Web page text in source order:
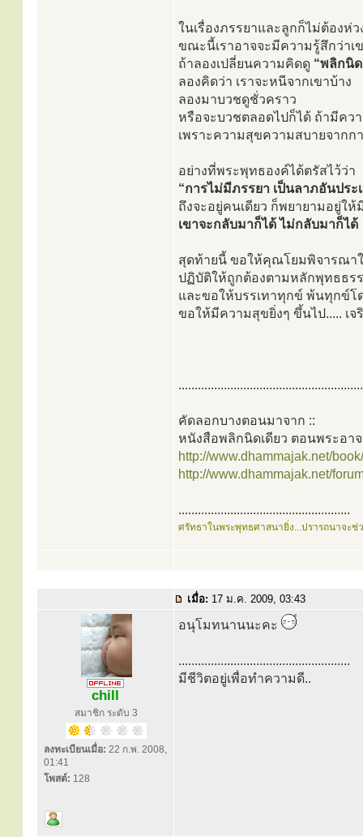
ในเรื่องภรรยาและลูกก็ไม่ต้องห่
ขณะนี้เราอาจจะมีความรู้สึกว่าเ
ถ้าลองเปลี่ยนความคิดดู “พลิกนิด
ลองคิดว่า เราจะหนีจากเขาบ้าง
ลองมาบวชดูชั่วคราว
หรือจะบวชตลอดไปก็ได้ ถ้ามีคว
เพราะความสุขความสบายจากก
อย่างที่พระพุทธองค์ได้ตรัสไว้ว่า
“การไม่มีภรรยา เป็นลาภอันประ
ถึงจะอยู่คนเดียว ก็พยายามอยู่ใ
เขาจะกลับมาก็ได้ ไม่กลับมาก็ได้
สุดท้ายนี้ ขอให้คุณโยมพิจารณา
ปฏิบัติให้ถูกต้องตามหลักพุทธธร
และขอให้บรรเทาทุกข์ พ้นทุกข์โ
ขอให้มีความสุขยิ่งๆ ขึ้นไป..... เ
คัดลอกบางตอนมาจาก ::
หนังสือพลิกนิดเดียว ตอนพระอา
http://www.dhammajak.net/
http://www.dhammajak.net/
.....................................................
ศรัทธาในพระพุทธศาสนายิ่ง...ปรารถนาจะ
เมื่อ: 17 ม.ค. 2009, 03:43
chill
สมาชิก ระดับ 3
ลงทะเบียนเมื่อ: 22 ก.พ. 2008,
01:41
โพสต์: 128
อนุโมทนานนะคะ
.....................................................
มีชีวิตอยู่เพื่อทำความดี..